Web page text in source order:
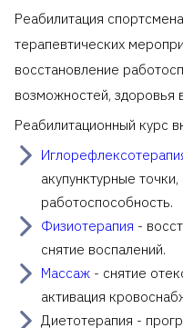
Реабилитация
терапевтических
восстановление
возможностей, здоровья
Реабилитационный курс
акупунктурные
работоспособность.
Физиотерапия -
снятие воспалений.
Массаж - снятие
активация
Диетотерапия -